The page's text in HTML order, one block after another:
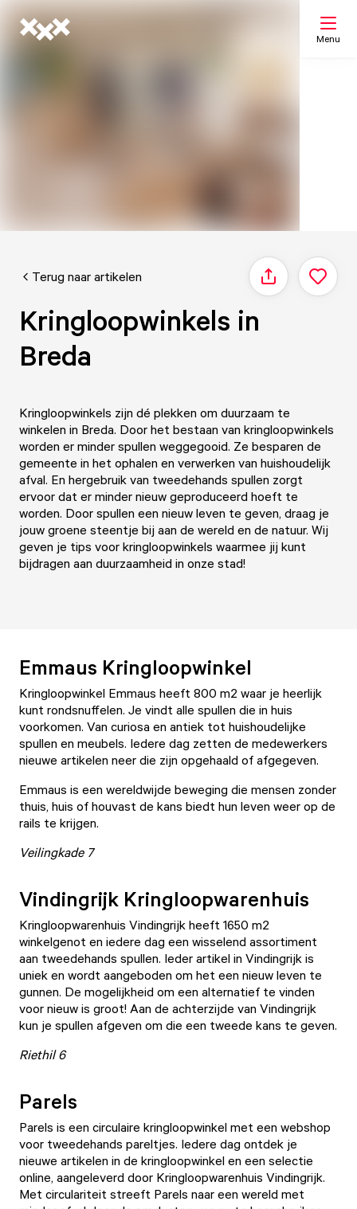
Menu
Terug naar artikelen Delen
Kringloopwinkels in
Breda
Kringloopwinkels zijn dé plekken om duurzaam te
winkelen in Breda. Door het bestaan van kringloopwinkels
worden er minder spullen weggegooid. Ze besparen de
gemeente in het ophalen en verwerken van huishoudelijk
afval. En hergebruik van tweedehands spullen zorgt
ervoor dat er minder nieuw geproduceerd hoeft te
worden. Door spullen een nieuw leven te geven, draag je
jouw groene steentje bij aan de wereld en de natuur. Wij
geven je tips voor kringloopwinkels waarmee jij kunt
bijdragen aan duurzaamheid in onze stad!
Emmaus Kringloopwinkel
Kringloopwinkel Emmaus heeft 800 m2 waar je heerlijk
kunt rondsnuffelen. Je vindt alle spullen die in huis
voorkomen. Van curiosa en antiek tot huishoudelijke
spullen en meubels. Iedere dag zetten de medewerkers
nieuwe artikelen neer die zijn opgehaald of afgegeven.
Emmaus is een wereldwijde beweging die mensen zonder
thuis, huis of houvast de kans biedt hun leven weer op de
rails te krijgen.
Veilingkade 7
Vindingrijk Kringloopwarenhuis
Kringloopwarenhuis Vindingrijk heeft 1650 m2
winkelgenot en iedere dag een wisselend assortiment
aan tweedehands spullen. Ieder artikel in Vindingrijk is
uniek en wordt aangeboden om het een nieuw leven te
gunnen. De mogelijkheid om een alternatief te vinden
voor nieuw is groot! Aan de achterzijde van Vindingrijk
kun je spullen afgeven om die een tweede kans te geven.
Riethil 6
Parels
Parels is een circulaire kringloopwinkel met een webshop
voor tweedehands pareltjes. Iedere dag ontdek je
nieuwe artikelen in de kringloopwinkel en een selectie
online, aangeleverd door Kringloopwarenhuis Vindingrijk.
Met circulariteit streeft Parels naar een wereld met